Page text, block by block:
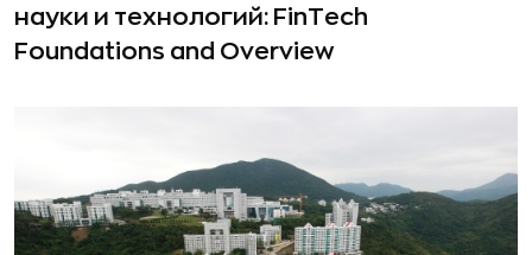
науки и технологий: FinTech
Foundations and Overview